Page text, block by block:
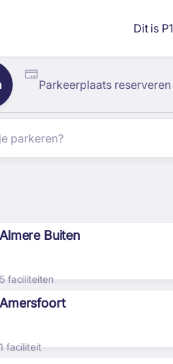
Dit is P1
Parkeerplaats reserveren
Almere Buiten
5 faciliteiten
Amersfoort
1 faciliteit